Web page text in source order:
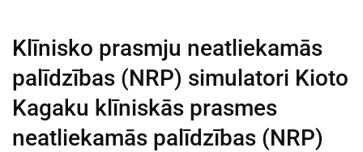
Klīnisko prasmju neatliekamās
palīdzības (NRP) simulatori Kioto
Kagaku klīniskās prasmes
neatliekamās palīdzības (NRP)